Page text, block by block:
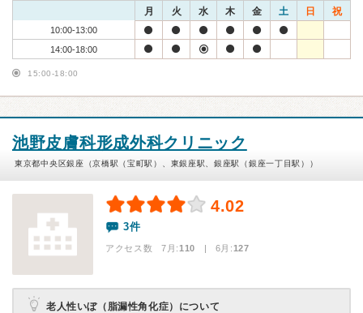
月 火 水 木 金 土 日 祝
10:00-13:00
14:00-18:00
15:00-18:00
池野皮膚科形成外科クリニック
東京都中央区銀座（京橋駅（宝町駅）、東銀座駅、銀座駅（銀座一丁目駅））
4.02
3件
アクセス数 7月:110 | 6月:127
老人性いぼ（脂漏性角化症）について